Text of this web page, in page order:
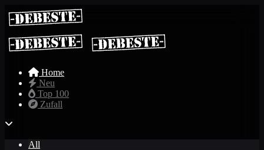
Home
Neu
Top 100
Zufall
All